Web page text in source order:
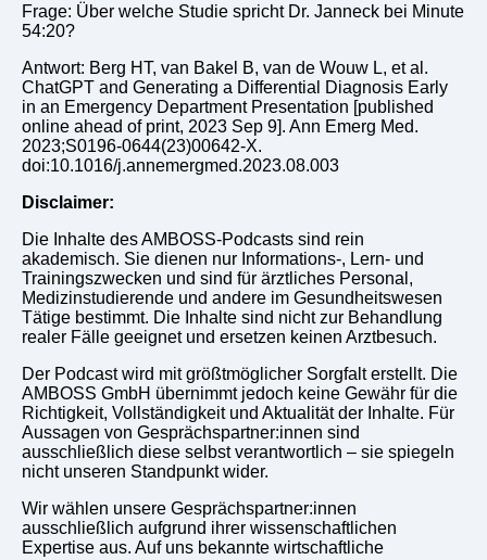
Frage: Über welche Studie spricht Dr. Janneck bei Minute
54:20?
Antwort: Berg HT, van Bakel B, van de Wouw L, et al.
ChatGPT and Generating a Differential Diagnosis Early
in an Emergency Department Presentation [published
online ahead of print, 2023 Sep 9]. Ann Emerg Med.
2023;S0196-0644(23)00642-X.
doi:10.1016/j.annemergmed.2023.08.003
Disclaimer:
Die Inhalte des AMBOSS-Podcasts sind rein
akademisch. Sie dienen nur Informations-, Lern- und
Trainingszwecken und sind für ärztliches Personal,
Medizinstudierende und andere im Gesundheitswesen
Tätige bestimmt. Die Inhalte sind nicht zur Behandlung
realer Fälle geeignet und ersetzen keinen Arztbesuch.
Der Podcast wird mit größtmöglicher Sorgfalt erstellt. Die
AMBOSS GmbH übernimmt jedoch keine Gewähr für die
Richtigkeit, Vollständigkeit und Aktualität der Inhalte. Für
Aussagen von Gesprächspartner:innen sind
ausschließlich diese selbst verantwortlich – sie spiegeln
nicht unseren Standpunkt wider.
Wir wählen unsere Gesprächspartner:innen
ausschließlich aufgrund ihrer wissenschaftlichen
Expertise aus. Auf uns bekannte wirtschaftliche